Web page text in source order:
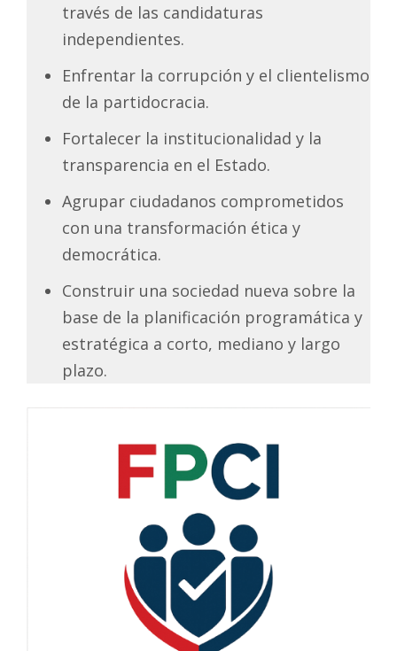
través de las candidaturas
independientes.
Enfrentar la corrupción y el clientelismo
de la partidocracia.
Fortalecer la institucionalidad y la
transparencia en el Estado.
Agrupar ciudadanos comprometidos
con una transformación ética y
democrática.
Construir una sociedad nueva sobre la
base de la planificación programática y
estratégica a corto, mediano y largo
plazo.